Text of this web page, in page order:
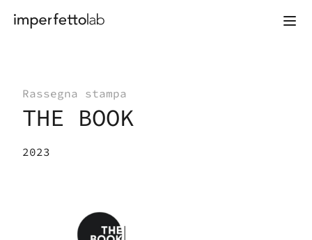
Rassegna stampa
THE BOOK
2023